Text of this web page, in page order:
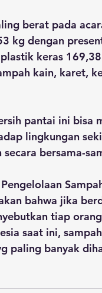
berat pada
kg dengan
keras
kain, karet,
pantai ini bisa
lingkungan
bersama-
bahwa jika
tiap
saat ini,
paling banyak